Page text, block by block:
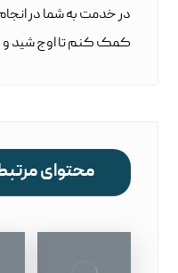
در خدمت به شما در
کمک کنم تا اوج شید و
محتوای